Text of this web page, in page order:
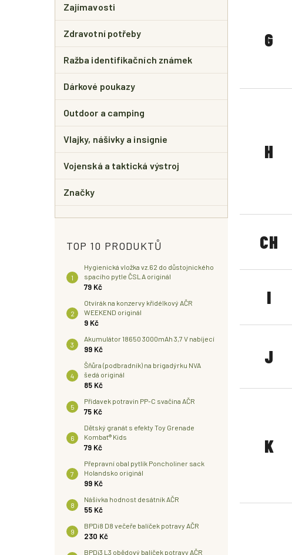
Zajímavosti
Zdravotní potřeby
Ražba identifikačních známek
Dárkové poukazy
Outdoor a camping
Vlajky, nášivky a insignie
Vojenská a taktická výstroj
Značky
TOP 10 PRODUKTŮ
Hygienická vložka vz.62 do důstojnického
spacího pytle ČSLA originál
79 Kč
Otvírák na konzervy křídélkový AČR
WEEKEND originál
9 Kč
Akumulátor 18650 3000mAh 3,7 V nabíjecí
99 Kč
Šňůra (podbradník) na brigadýrku NVA
šedá originál
85 Kč
Přídavek potravin PP-C svačina AČR
75 Kč
Dětský granát s efekty Toy Grenade
Kombat® Kids
79 Kč
Přepravní obal pytlík Poncholiner sack
Holandsko originál
99 Kč
Nášivka hodnost desátník AČR
55 Kč
BPDi8 D8 večeře balíček potravy AČR
230 Kč
BPDi3 L3 obědový balíček potravy AČR
G
H
CH
I
J
K